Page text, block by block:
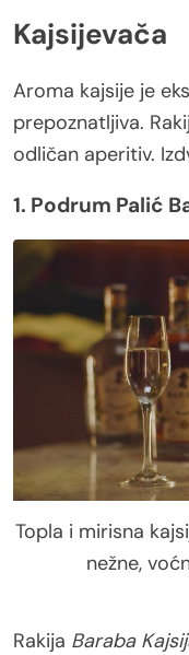
Kajsijevača
Aroma kajsije je
prepoznatljiva.
odličan aperitiv.
1. Podrum Palić
Topla i mirisna
nežne,
Rakija Baraba